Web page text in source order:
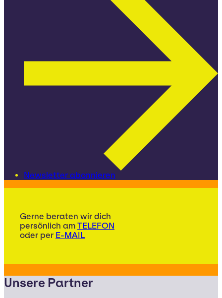
Newsletter abonnieren
Gerne beraten wir dich
persönlich am TELEFON
oder per E-MAIL
Unsere Partner